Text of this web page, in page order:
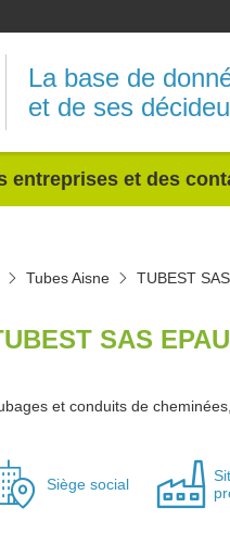
La base de
et de ses
entreprises et des
Tubes Aisne TUBEST SAS
SAS
et conduits de
Siège social